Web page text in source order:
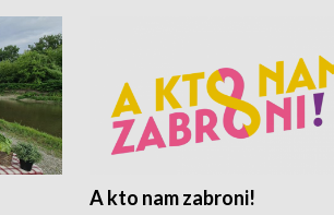
A kto nam zabroni!